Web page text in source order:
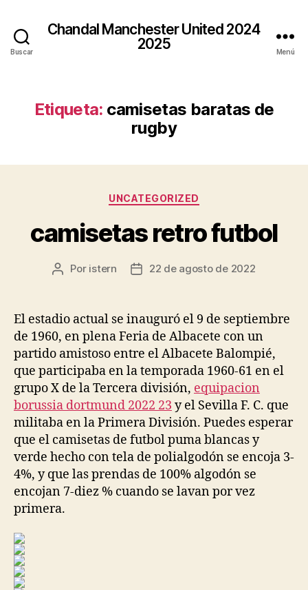
Buscar
Chandal Manchester United 2024
2025
Menú
Etiqueta: camisetas baratas de
rugby
Categorías
UNCATEGORIZED
camisetas retro futbol
Autor
entrada
Por istern
Fecha
entrada
22 de agosto de 2022
El estadio actual se inauguró el 9 de septiembre
de 1960, en plena Feria de Albacete con un
partido amistoso entre el Albacete Balompié,
que participaba en la temporada 1960-61 en el
grupo X de la Tercera división, equipacion
borussia dortmund 2022 23 y el Sevilla F. C. que
militaba en la Primera División. Puedes esperar
que el camisetas de futbol puma blancas y
verde hecho con tela de polialgodón se encoja 3-
4%, y que las prendas de 100% algodón se
encojan 7-diez % cuando se lavan por vez
primera.